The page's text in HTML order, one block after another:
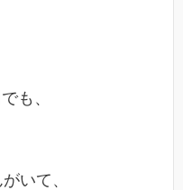
も、
いて、